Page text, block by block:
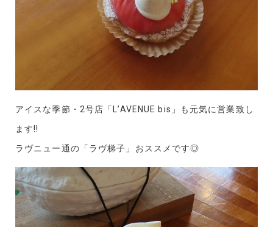
アイスな季節・2号店「L’AVENUE bis」も元気に営業致し
ます!!
ラヴニュー通の「ラヴ梯子」おススメです◎